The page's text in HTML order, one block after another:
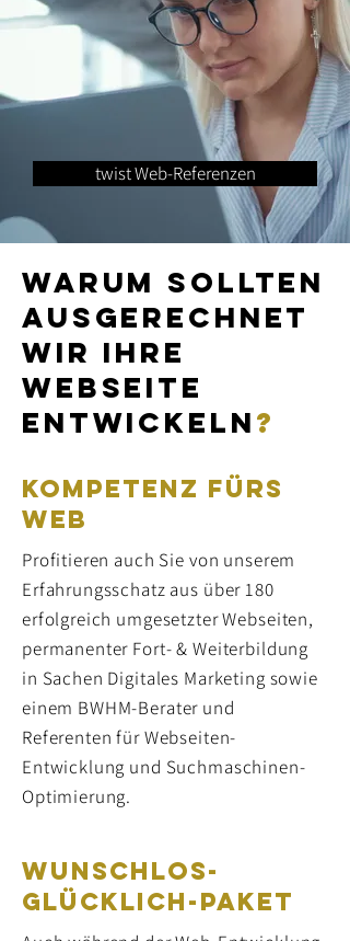
twist Web-Referenzen
Warum sollten
ausgerechnet
wir ihre
webseite
entwickeln?
Kompetenz fürs
Web
Profitieren auch Sie von unserem
Erfahrungsschatz aus über 180
erfolgreich umgesetzter Webseiten,
permanenter Fort- & Weiterbildung
in Sachen Digitales Marketing sowie
einem BWHM-Berater und
Referenten für Webseiten-
Entwicklung und Suchmaschinen-
Optimierung.
Wunschlos-
glücklich-Paket